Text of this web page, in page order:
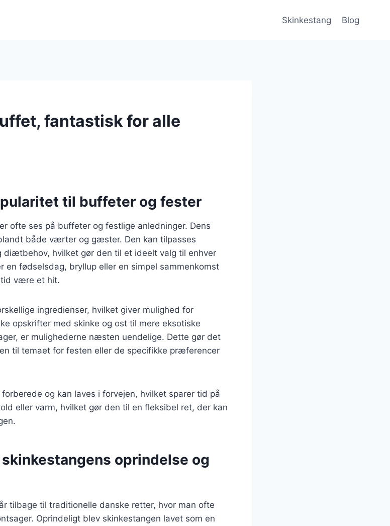
Skinkestang Blog
fantastisk for alle
til buffeter og fester
ofte ses på buffeter og festlige anledninger. Dens
både værter og gæster. Den kan tilpasses
hvilket gør den til et ideelt valg til enhver
en fødselsdag, bryllup eller en simpel sammenkomst
være et hit.
ingredienser, hvilket giver mulighed for
opskrifter med skinke og ost til mere eksotiske
er mulighederne næsten uendelige. Dette gør det
til temaet for festen eller de specifikke præferencer
og kan laves i forvejen, hvilket sparer tid på
eller varm, hvilket gør den til en fleksibel ret, der kan
oprindelse og
tilbage til traditionelle danske retter, hvor man ofte
Oprindeligt blev skinkestangen lavet som en